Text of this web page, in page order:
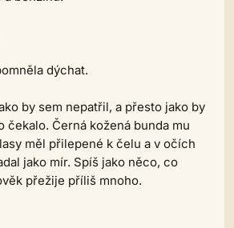
dýchat.
by sem nepatřil, a přesto jako by
čekalo. Černá kožená bunda mu
měl přilepené k čelu a v očích
jako mír. Spíš jako něco, co
přežije příliš mnoho.